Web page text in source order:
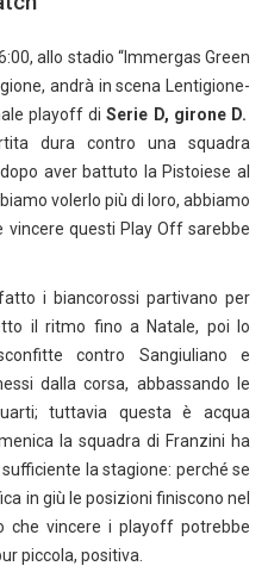
allo stadio “Immergas Green
andrà in scena Lentigione-
playoff diSerie D, girone D.
dura contro una squadra
aver battuto la Pistoiese al
volerlo più di loro, abbiamo
questi Play Off sarebbe
i biancorossi partivano per
il ritmo fino a Natale, poi lo
contro Sangiuliano e
dalla corsa, abbassando le
tuttavia questa è acqua
la squadra di Franzini ha
la stagione: perché se
in giù le posizioni finiscono nel
che vincere i playoff potrebbe
piccola, positiva.